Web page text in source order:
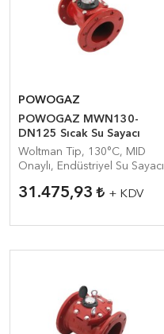
POWOGAZ
POWOGAZ MWN130-
DN125 Sıcak Su Sayacı
Woltman Tip, 130°C, MID
Onaylı, Endüstriyel Su Sayacı
31.475,93 + KDV